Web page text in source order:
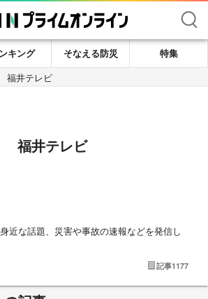
検索
キング そなえる防災
特集
福井テレビ
福井テレビ
近な話題、災害や事故の速報などを発信し
記事1177